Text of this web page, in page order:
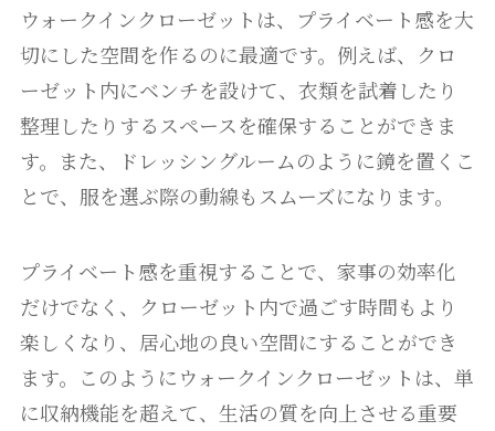
ウォークインクローゼットは、プライベート感を大
切にした空間を作るのに最適です。例えば、クロ
ーゼット内にベンチを設けて、衣類を試着したり
整理したりするスペースを確保することができま
す。また、ドレッシングルームのように鏡を置くこ
とで、服を選ぶ際の動線もスムーズになります。
プライベート感を重視することで、家事の効率化
だけでなく、クローゼット内で過ごす時間もより
楽しくなり、居心地の良い空間にすることができ
ます。このようにウォークインクローゼットは、単
に収納機能を超えて、生活の質を向上させる重要